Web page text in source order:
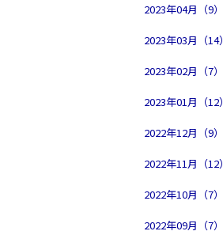
2023年04月（9）
2023年03月（14）
2023年02月（7）
2023年01月（12）
2022年12月（9）
2022年11月（12）
2022年10月（7）
2022年09月（7）